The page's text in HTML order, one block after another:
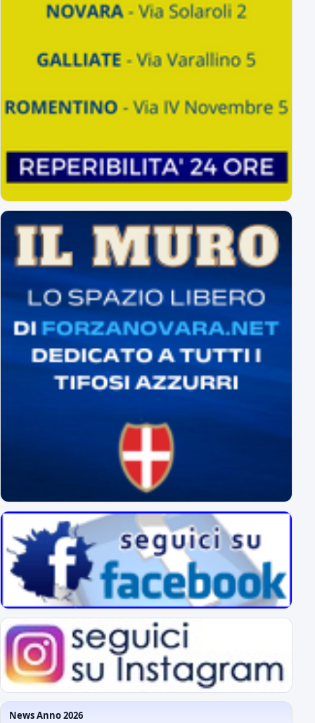
News Anno 2026